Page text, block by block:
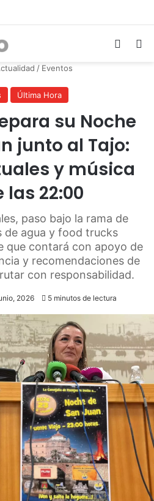
/ Eventos
Última Hora
su Noche
junto al Tajo:
y música
las 22:00
paso bajo la rama de
de agua y food trucks
que contará con apoyo de
y recomendaciones de
con responsabilidad.
2026 5 minutos de lectura